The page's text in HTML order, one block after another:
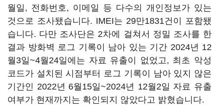
월일, 전화번호, 이메일 등 다수의 개인정보가 있는
것으로 조사됐습니다. IMEI는 29만1831건이 포함됐
습니다. 다만 조사단은 2차에 걸쳐서 정밀 조사를 한
결과 방화벽 로그 기록이 남아 있는 기간 2024년 12
월3일~4월24일에는 자료 유출이 없었고, 최초 악성
코드가 설치된 시점부터 로그 기록이 남아 있지 않은
기간인 2022년 6월15일~2024년 12월2일 자료 유출
여부가 현재까지는 확인되지 않았다고 밝혔습니다.